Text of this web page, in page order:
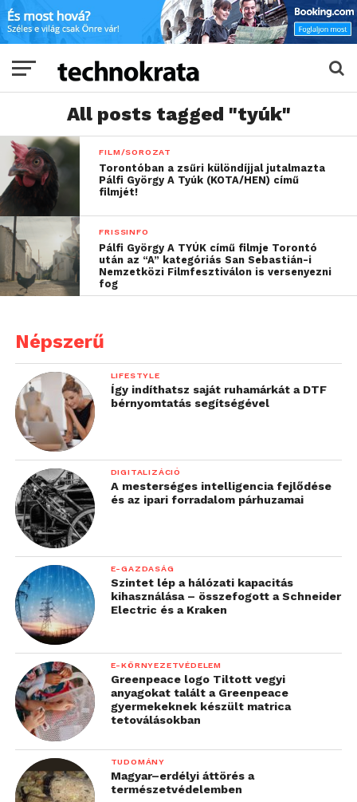
All posts tagged "tyúk"
FILM/SOROZAT
Torontóban a zsűri különdíjjal jutalmazta
Pálfi György A Tyúk (KOTA/HEN) című
filmjét!
FRISSINFO
Pálfi György A TYÚK című filmje Torontó
után az “A” kategóriás San Sebastián-i
Nemzetközi Filmfesztiválon is versenyezni
fog
Népszerű
LIFESTYLE
Így indíthatsz saját ruhamárkát a DTF
bérnyomtatás segítségével
DIGITALIZÁCIÓ
A mesterséges intelligencia fejlődése
és az ipari forradalom párhuzamai
E-GAZDASÁG
Szintet lép a hálózati kapacitás
kihasználása – összefogott a Schneider
Electric és a Kraken
E-KÖRNYEZETVÉDELEM
Greenpeace logo Tiltott vegyi
anyagokat talált a Greenpeace
gyermekeknek készült matrica
tetoválásokban
TUDOMÁNY
Magyar–erdélyi áttörés a
természetvédelemben